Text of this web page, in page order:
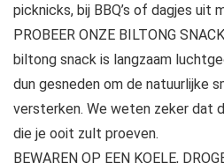
picknicks, bij BBQ’s of dagjes uit
PROBEER ONZE BILTONG
biltong snack is langzaam
dun gesneden om de natuurlijke
versterken. We weten zeker dat
die je ooit zult proeven.
BEWAREN OP EEN KOELE,